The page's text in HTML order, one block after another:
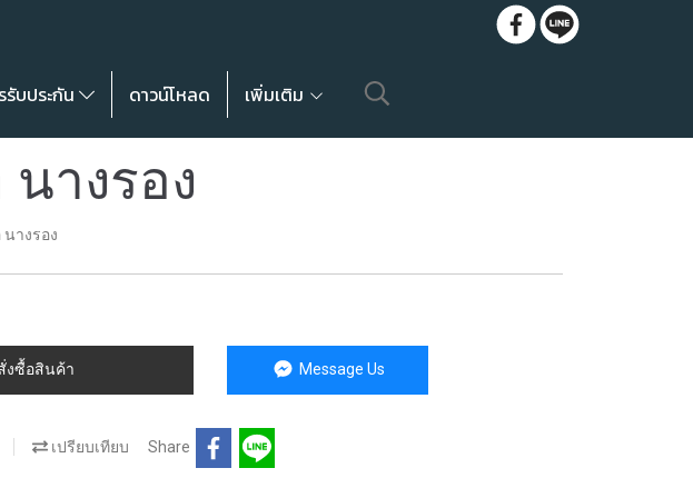
รับประกัน ดาวน์โหลด เพิ่มเติม
นางรอง
างรอง
งซื้อสินค้า Message Us
เปรียบเทียบ Share